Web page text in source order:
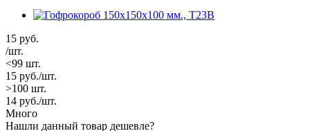
15 руб.
/шт.
<99 шт.
15 руб./шт.
>100 шт.
14 руб./шт.
Много
Нашли данный товар дешевле?